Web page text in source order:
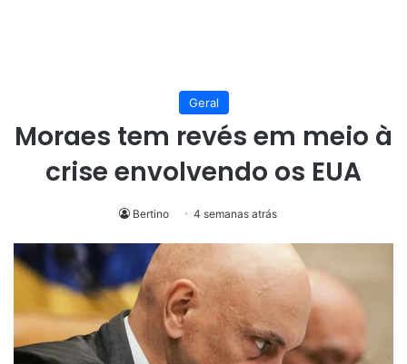
Geral
Moraes tem revés em meio à
crise envolvendo os EUA
Bertino 4 semanas atrás